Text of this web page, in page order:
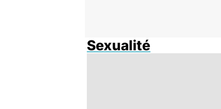
Sexualité